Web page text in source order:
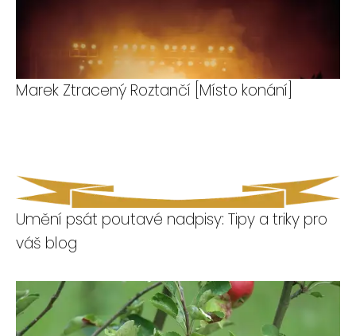
Marek Ztracený Roztančí [Místo konání]
Umění psát poutavé nadpisy: Tipy a triky pro
váš blog